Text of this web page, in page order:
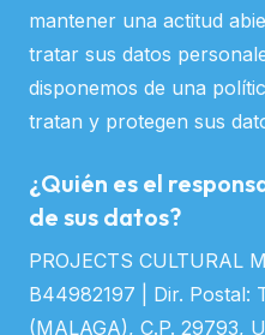
mantener una actitud
tratar sus datos
disponemos de una
tratan y protegen sus
¿Quién es el
de sus datos?
PROJECTS CULTURAL
B44982197 | Dir. Postal:
(MALAGA), C.P. 29793,